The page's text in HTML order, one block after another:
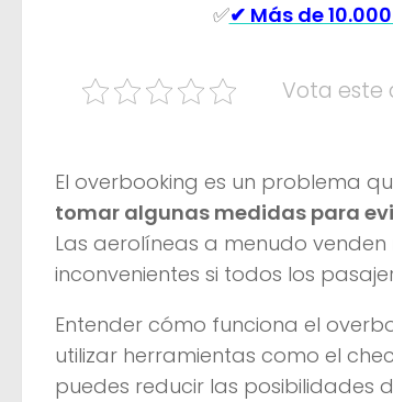
✅✔ Más de
Vota este
El overbooking es un problema
tomar algunas medidas para
Las aerolíneas a menudo
inconvenientes si todos los
Entender cómo funciona el
utilizar herramientas como el
puedes reducir las